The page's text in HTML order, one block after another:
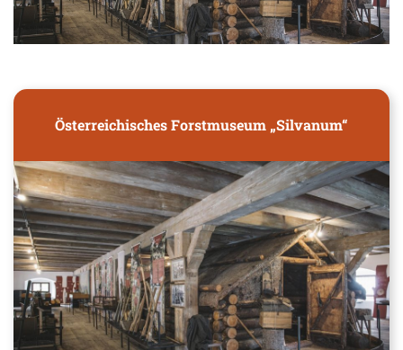
Österreichisches Forstmuseum „Silvanum“